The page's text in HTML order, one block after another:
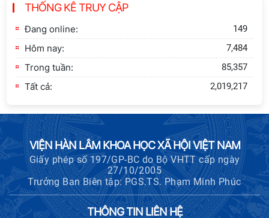
xây dựng Thành Nhà Hồ ở núi An
THỐNG KÊ TRUY CẬP
Đang online: 149
Hôm nay: 7,484
Trong tuần: 85,357
Tất cả: 2,019,217
VIỆN HÀN LÂM KHOA HỌC XÃ HỘI VIỆT NAM
Giấy phép số 197/GP-BC do Bộ VHTT cấp ngày
27/10/2005
Trưởng Ban Biên tập: PGS.TS. Phạm Minh Phúc
THÔNG TIN LIÊN HỆ